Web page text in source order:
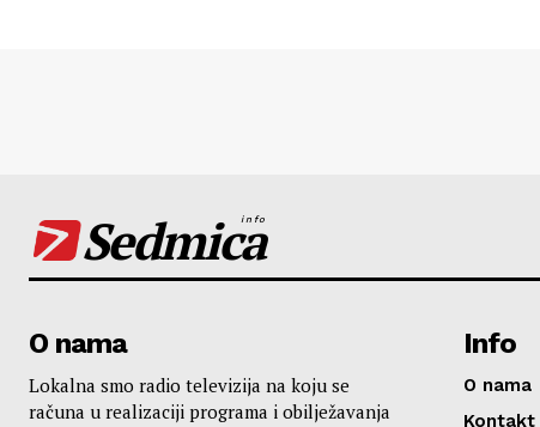
Sedmica
info
O nama
Lokalna smo radio televizija na koju se
računa u realizaciji programa i obilježavanja
Info
O nama
Kontakt